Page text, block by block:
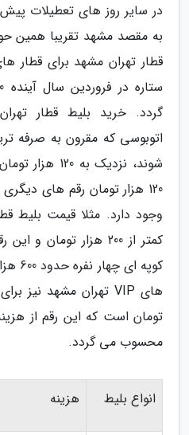
در سایر روز های تعطیلات پیش
به مقصد مشهد تقریبا همین
قطار تهران مشهد برای قطار
گردد. خرید بلیط قطار
اتوبوسی که مقرون به صرفه
120 هزار تومان رقم های
وجود دارد. مثلا قیمت بلیط
کمتر از 200 هزار
تومان است که این رقم از
محسوب می گردد.
انواع بلیط هزینه